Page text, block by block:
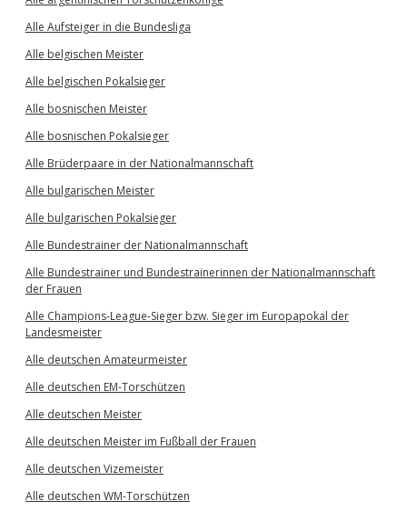
Alle Aufsteiger in die Bundesliga
Alle belgischen Meister
Alle belgischen Pokalsieger
Alle bosnischen Meister
Alle bosnischen Pokalsieger
Alle Brüderpaare in der Nationalmannschaft
Alle bulgarischen Meister
Alle bulgarischen Pokalsieger
Alle Bundestrainer der Nationalmannschaft
Alle Bundestrainer und Bundestrainerinnen der Nationalmannschaft
der Frauen
Alle Champions-League-Sieger bzw. Sieger im Europapokal der
Landesmeister
Alle deutschen Amateurmeister
Alle deutschen EM-Torschützen
Alle deutschen Meister
Alle deutschen Meister im Fußball der Frauen
Alle deutschen Vizemeister
Alle deutschen WM-Torschützen